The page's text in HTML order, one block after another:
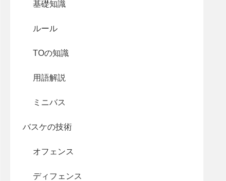
基礎知識
ルール
TOの知識
用語解説
ミニバス
バスケの技術
オフェンス
ディフェンス